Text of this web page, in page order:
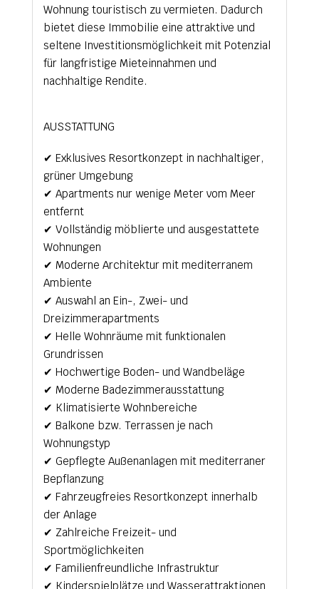
Wohnung touristisch zu vermieten. Dadurch
bietet diese Immobilie eine attraktive und
seltene Investitionsmöglichkeit mit Potenzial
für langfristige Mieteinnahmen und
nachhaltige Rendite.
AUSSTATTUNG
✔ Exklusives Resortkonzept in nachhaltiger,
grüner Umgebung
✔ Apartments nur wenige Meter vom Meer
entfernt
✔ Vollständig möblierte und ausgestattete
Wohnungen
✔ Moderne Architektur mit mediterranem
Ambiente
✔ Auswahl an Ein-, Zwei- und
Dreizimmerapartments
✔ Helle Wohnräume mit funktionalen
Grundrissen
✔ Hochwertige Boden- und Wandbeläge
✔ Moderne Badezimmerausstattung
✔ Klimatisierte Wohnbereiche
✔ Balkone bzw. Terrassen je nach
Wohnungstyp
✔ Gepflegte Außenanlagen mit mediterraner
Bepflanzung
✔ Fahrzeugfreies Resortkonzept innerhalb
der Anlage
✔ Zahlreiche Freizeit- und
Sportmöglichkeiten
✔ Familienfreundliche Infrastruktur
✔ Kinderspielplätze und Wasserattraktionen